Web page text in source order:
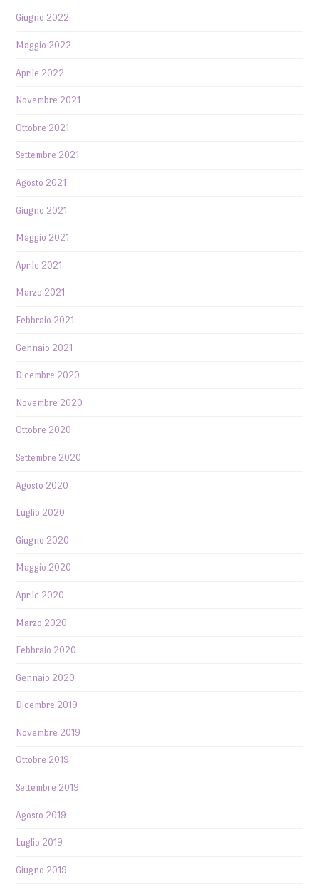
Giugno 2022
Maggio 2022
Aprile 2022
Novembre 2021
Ottobre 2021
Settembre 2021
Agosto 2021
Giugno 2021
Maggio 2021
Aprile 2021
Marzo 2021
Febbraio 2021
Gennaio 2021
Dicembre 2020
Novembre 2020
Ottobre 2020
Settembre 2020
Agosto 2020
Luglio 2020
Giugno 2020
Maggio 2020
Aprile 2020
Marzo 2020
Febbraio 2020
Gennaio 2020
Dicembre 2019
Novembre 2019
Ottobre 2019
Settembre 2019
Agosto 2019
Luglio 2019
Giugno 2019